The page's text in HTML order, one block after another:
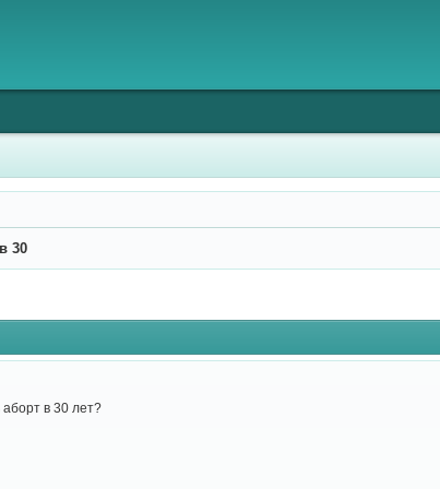
30
аборт в 30 лет?